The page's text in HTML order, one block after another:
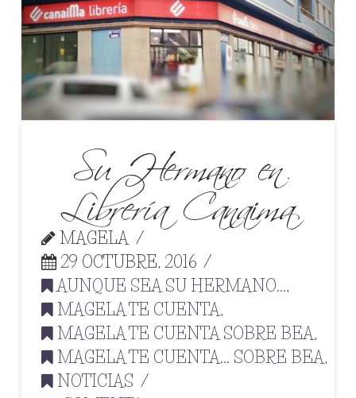
Su Hermano en
Librería Canaima
MAGELA
29 OCTUBRE, 2016
AUNQUE SEA SU HERMANO...,
MAGELA TE CUENTA,
MAGELA TE CUENTA SOBRE BEA,
MAGELA TE CUENTA... SOBRE BEA,
NOTICIAS